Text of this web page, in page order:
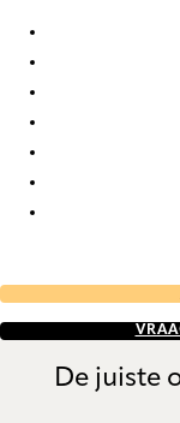
De juiste